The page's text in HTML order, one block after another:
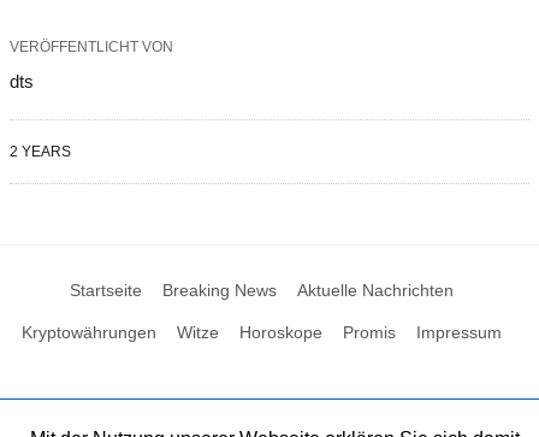
VERÖFFENTLICHT VON
dts
2 YEARS
Startseite Breaking News Aktuelle Nachrichten
Kryptowährungen Witze Horoskope Promis Impressum